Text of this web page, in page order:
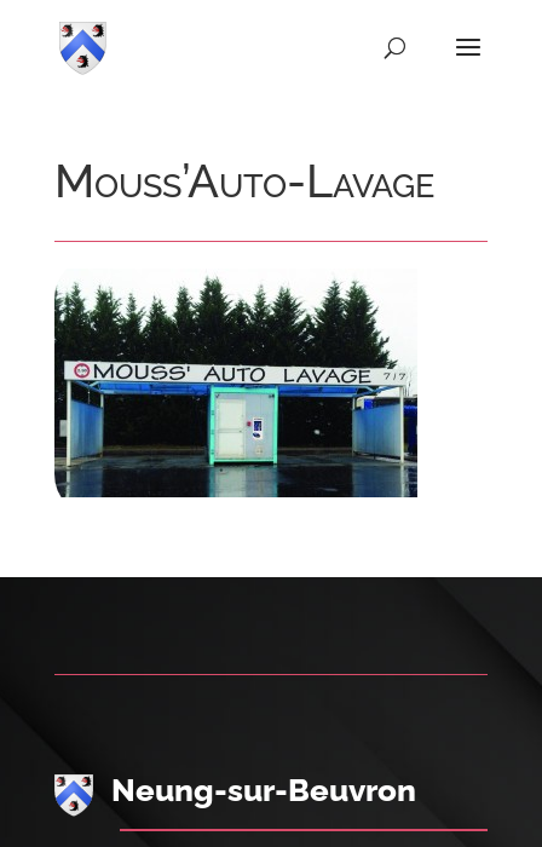
Mouss’Auto-Lavage
Neung-sur-Beuvron